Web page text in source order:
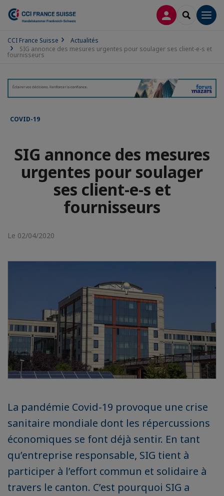
CONNEXION
CCI France Suisse
Actualités
SIG annonce des mesures urgentes pour soulager ses client-e-s et
fournisseurs
COVID-19
SIG annonce des mesures
urgentes pour soulager
ses client-e-s et
fournisseurs
Le 02/04/2020
La pandémie Covid-19 provoque une crise
sanitaire mondiale dont les répercussions
économiques se font déjà sentir. En tant
qu’entreprise responsable, SIG tient à
participer à l’effort commun et solidaire à
travers le canton. C’est pourquoi SIG a